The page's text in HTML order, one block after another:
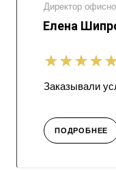
Директор
Елена
Заказывали
ПОДРОБНЕЕ